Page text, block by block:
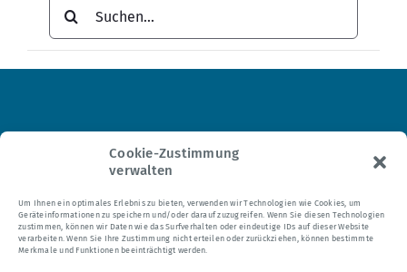
Cookie-Zustimmung
verwalten
Um Ihnen ein optimales Erlebnis zu bieten, verwenden wir Technologien wie Cookies, um
Geräteinformationen zu speichern und/oder darauf zuzugreifen. Wenn Sie diesen Technologien
zustimmen, können wir Daten wie das Surfverhalten oder eindeutige IDs auf dieser Website
verarbeiten. Wenn Sie Ihre Zustimmung nicht erteilen oder zurückziehen, können bestimmte
Merkmale und Funktionen beeinträchtigt werden.
nach:
E-Mail:mail@hypnomedia.de